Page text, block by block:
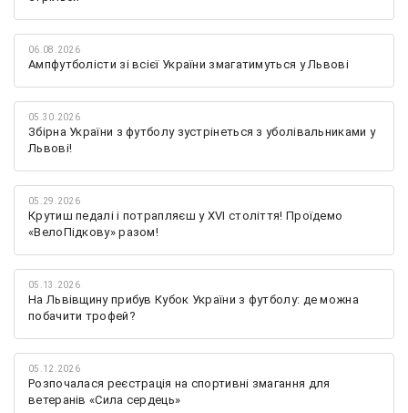
06.08.2026
Ампфутболісти зі всієї України змагатимуться у Львові
05.30.2026
Збірна України з футболу зустрінеться з уболівальниками у
Львові!
05.29.2026
Крутиш педалі і потрапляєш у XVI століття! Проїдемо
«ВелоПідкову» разом!
05.13.2026
На Львівщину прибув Кубок України з футболу: де можна
побачити трофей?
05.12.2026
Розпочалася реєстрація на спортивні змагання для
ветеранів «Сила сердець»